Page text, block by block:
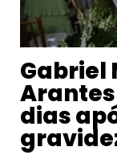
Gabriel
dias